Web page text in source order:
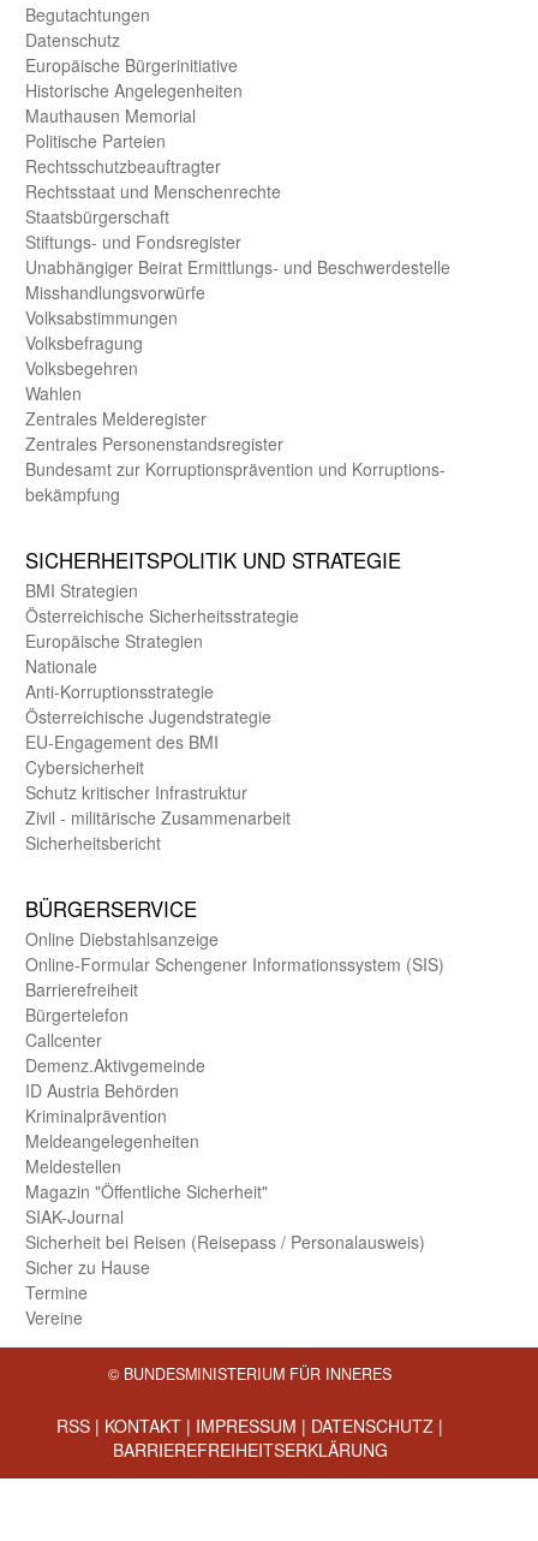
Begut­achtungen
Daten­schutz
Europäische Bürger­initiative
Historische Angelegen­heiten
Mauthausen Memorial
Politische Parteien
Rechts­schutz­beauftragter
Rechts­staat und Menschen­rechte
Staats­bürger­schaft
Stiftungs- und Fonds­register
Unab­hängiger Beirat Ermittlungs- und Beschwerde­stelle
Misshandlungs­vorwürfe
Volks­abstimmungen
Volks­befragung
Volks­begehren
Wahlen
Zentrales Melde­register
Zentrales Personen­stands­register
Bundes­amt zur Korrup­tions­prävention und Korrup­tions­
bekämpfung
SICHER­HEITS­POLITIK UND STRATEGIE
BMI Strategien
Öster­reichische Sicherheits­strategie
Europäische Strategien
Nationale
Anti-Korruptions­strategie
Öster­reichische Jugend­strategie
EU-Engagement des BMI
Cybersicherheit
Schutz kritischer Infra­struktur
Zivil - militärische Zusammen­arbeit
Sicherheits­bericht
BÜRGER­SERVICE
Online Diebstahls­anzeige
Online-Formular Schengener Informationssystem (SIS)
Barriere­freiheit
Bürger­telefon
Call­center
Demenz.Aktiv­gemeinde
ID Austria Behörden
Kriminal­prävention
Melde­an­ge­le­gen­heiten
Meld­estellen
Magazin "Öffentliche Sicherheit"
SIAK-Journal
Sicherheit bei Reisen (Reise­pass / Personal­ausweis)
Sicher zu Hause
Termine
Vereine
© BUNDESMINISTERIUM FÜR INNERES
RSS | KONTAKT | IMPRESSUM | DATENSCHUTZ |
BARRIEREFREIHEITSERKLÄRUNG